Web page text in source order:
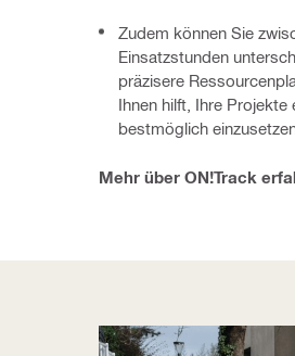
Zudem können Sie
Einsatzstunden
präzisere
Ihnen hilft, Ihre Projekte
bestmöglich
Mehr über ON!Track